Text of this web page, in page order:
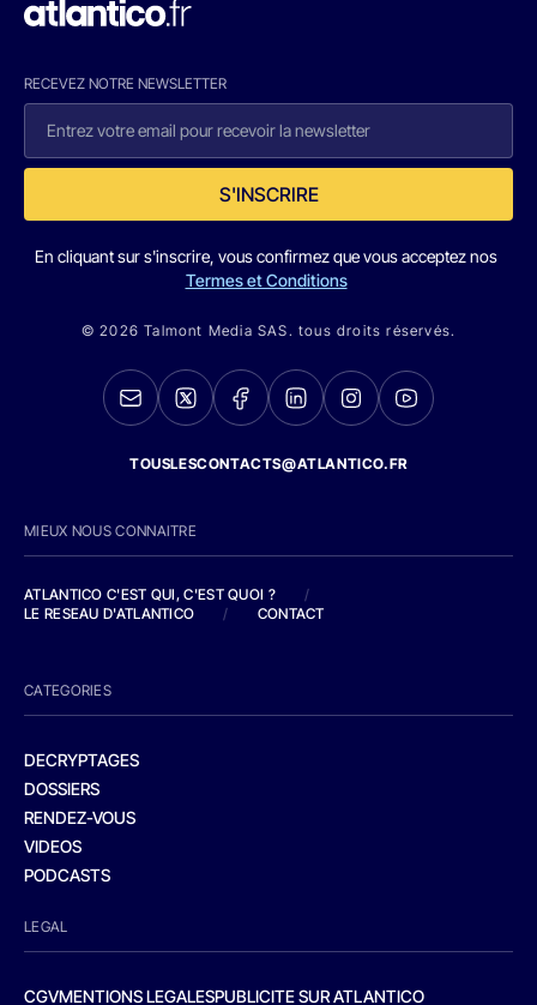
RECEVEZ NOTRE NEWSLETTER
S'INSCRIRE
En cliquant sur s'inscrire, vous confirmez que vous acceptez nos
Termes et Conditions
© 2026 Talmont Media SAS. tous droits réservés.
TOUSLESCONTACTS@ATLANTICO.FR
MIEUX NOUS CONNAITRE
ATLANTICO C'EST QUI, C'EST QUOI ?
/
LE RESEAU D'ATLANTICO
/ CONTACT
CATEGORIES
DECRYPTAGES
DOSSIERS
RENDEZ-VOUS
VIDEOS
PODCASTS
LEGAL
CGVMENTIONS LEGALESPUBLICITE SUR ATLANTICO